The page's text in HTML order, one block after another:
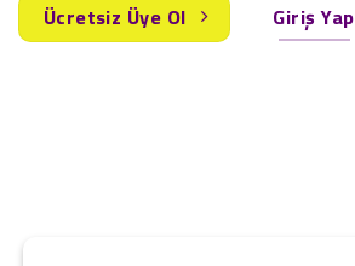
Ücretsiz Üye Ol Giriş Yap